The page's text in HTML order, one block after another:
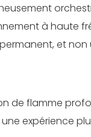
à haute
et
de flamme
expérience